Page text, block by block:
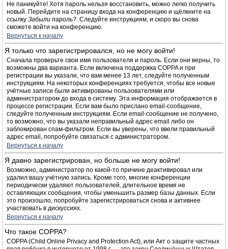
Не паникуйте! Хотя пароль нельзя восстановить, можно легко получить
новый. Перейдите на страницу входа на конференцию и щёлкните на
ссылку Забыли пароль?. Следуйте инструкциям, и скоро вы снова
сможете войти на конференцию.
Вернуться к началу
Я только что зарегистрировался, но не могу войти!
Сначала проверьте свои имя пользователя и пароль. Если они верны, то
возможны два варианта. Если включена поддержка COPPA и при
регистрации вы указали, что вам менее 13 лет, следуйте полученным
инструкциям. На некоторых конференциях требуется, чтобы все новые
учётные записи были активированы пользователями или
администратором до входа в систему. Эта информация отображается в
процессе регистрации. Если вам было прислано email-сообщение,
следуйте полученным инструкциям. Если email-сообщение не получено,
то возможно, что вы указали неправильный адрес email либо он
заблокирован спам-фильтром. Если вы уверены, что ввели правильный
адрес email, попробуйте связаться с администратором.
Вернуться к началу
Я давно зарегистрирован, но больше не могу войти!
Возможно, администратор по какой-то причине деактивировал или
удалил вашу учётную запись. Кроме того, многие конференции
периодически удаляют пользователей, длительное время не
оставляющих сообщения, чтобы уменьшить размер базы данных. Если
это произошло, попробуйте зарегистрироваться снова и активнее
участвовать в дискуссиях.
Вернуться к началу
Что такое COPPA?
COPPA (Child Online Privacy and Protection Act), или Акт о защите частных